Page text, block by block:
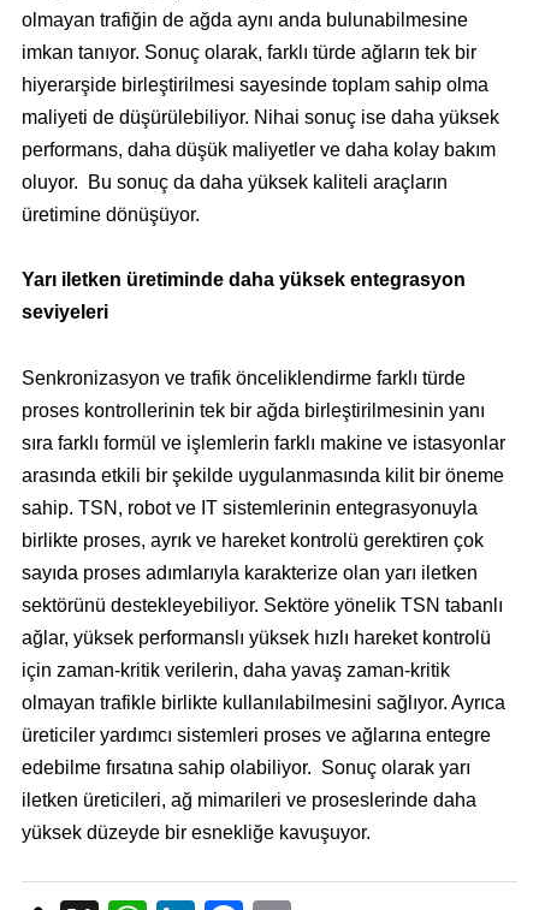
olmayan trafiğin de ağda aynı anda bulunabilmesine
imkan tanıyor. Sonuç olarak, farklı türde ağların tek bir
hiyerarşide birleştirilmesi sayesinde toplam sahip olma
maliyeti de düşürülebiliyor. Nihai sonuç ise daha yüksek
performans, daha düşük maliyetler ve daha kolay bakım
oluyor. Bu sonuç da daha yüksek kaliteli araçların
üretimine dönüşüyor.
Yarı iletken üretiminde daha yüksek entegrasyon
seviyeleri
Senkronizasyon ve trafik önceliklendirme farklı türde
proses kontrollerinin tek bir ağda birleştirilmesinin yanı
sıra farklı formül ve işlemlerin farklı makine ve istasyonlar
arasında etkili bir şekilde uygulanmasında kilit bir öneme
sahip. TSN, robot ve IT sistemlerinin entegrasyonuyla
birlikte proses, ayrık ve hareket kontrolü gerektiren çok
sayıda proses adımlarıyla karakterize olan yarı iletken
sektörünü destekleyebiliyor. Sektöre yönelik TSN tabanlı
ağlar, yüksek performanslı yüksek hızlı hareket kontrolü
için zaman-kritik verilerin, daha yavaş zaman-kritik
olmayan trafikle birlikte kullanılabilmesini sağlıyor. Ayrıca
üreticiler yardımcı sistemleri proses ve ağlarına entegre
edebilme fırsatına sahip olabiliyor. Sonuç olarak yarı
iletken üreticileri, ağ mimarileri ve proseslerinde daha
yüksek düzeyde bir esnekliğe kavuşuyor.